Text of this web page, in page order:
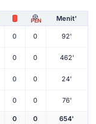
PEN Menit'
0 0 92'
0 0 462'
0 0
24'
0 0 76'
0 0 654'